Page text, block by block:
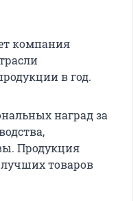
компания
в год.
наград за
Продукция
товаров